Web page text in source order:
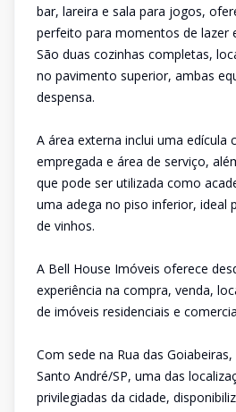
bar, lareira e sala para jogos,
perfeito para momentos de lazer
São duas cozinhas completas,
no pavimento superior, ambas
despensa.
A área externa inclui uma edícula
empregada e área de serviço,
que pode ser utilizada como
uma adega no piso inferior, ideal
de vinhos.
A Bell House Imóveis oferece
experiência na compra, venda,
de imóveis residenciais e
Com sede na Rua das
Santo André/SP, uma das
privilegiadas da cidade,